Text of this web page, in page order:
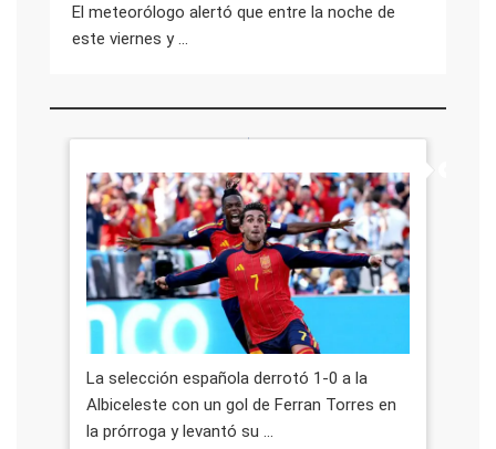
El meteorólogo alertó que entre la noche de
este viernes y ...
La selección española derrotó 1-0 a la
Albiceleste con un gol de Ferran Torres en
la prórroga y levantó su ...